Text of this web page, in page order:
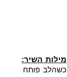
מילות השיר:
כשהלב פותח